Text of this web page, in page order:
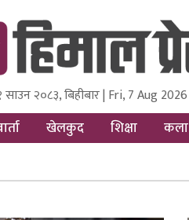
Media and Research Pvt Ltd.
साउन २०८३, बिहीबार | Fri, 7 Aug 2026
खेलकुद शिक्षा कला